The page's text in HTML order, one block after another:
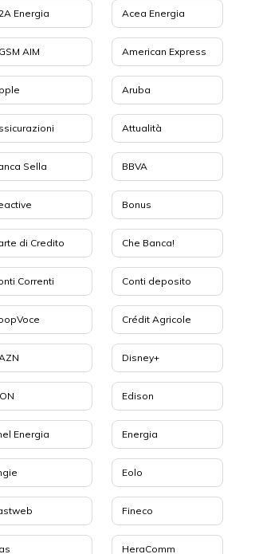
Energia Acea Energia
AIM American Express
Aruba
Attualità
Sella BBVA
Bonus
di Credito Che Banca!
Correnti Conti deposito
Crédit Agricole
Disney+
Edison
Energia Energia
Eolo
Fineco
HeraComm